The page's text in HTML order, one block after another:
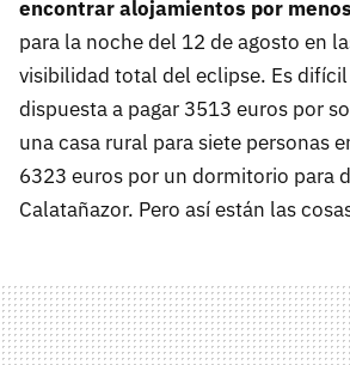
encontrar alojamientos por
para la noche del 12 de agosto en
visibilidad total del eclipse. Es difícil
dispuesta a pagar 3513 euros por
una casa rural para siete personas
6323 euros por un dormitorio para
Calatañazor. Pero así están las